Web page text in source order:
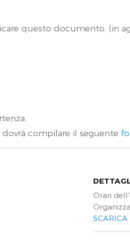
questo documento. (in
dovrà compilare il seguente
Orari